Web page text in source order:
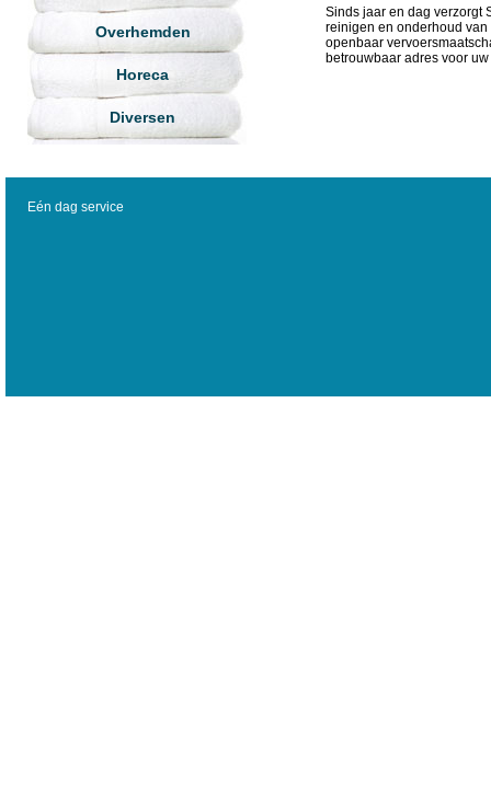
Overhemden
Horeca
Diversen
Sinds jaar en dag verzorgt
reinigen en onderhoud
openbaar
betrouwbaar adres voor
Eén dag service